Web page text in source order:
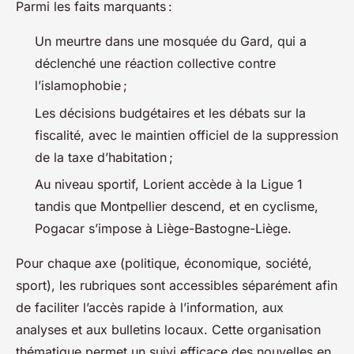
Parmi les faits marquants :
Un meurtre dans une mosquée du Gard, qui a
déclenché une réaction collective contre
l’islamophobie ;
Les décisions budgétaires et les débats sur la
fiscalité, avec le maintien officiel de la suppression
de la taxe d’habitation ;
Au niveau sportif, Lorient accède à la Ligue 1
tandis que Montpellier descend, et en cyclisme,
Pogacar s’impose à Liège-Bastogne-Liège.
Pour chaque axe (politique, économique, société,
sport), les rubriques sont accessibles séparément afin
de faciliter l’accès rapide à l’information, aux
analyses et aux bulletins locaux. Cette organisation